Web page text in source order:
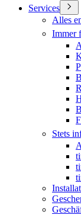
Services
Alles
Immer
Stets